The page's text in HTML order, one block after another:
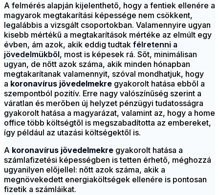
A felmérés alapján kijelenthető, hogy a fentiek ellenére a
magyarok megtakarítási képessége nem csökkent,
legalábbis a vizsgált csoportokban. Valamennyire ugyan
kisebb mértékű a megtakarítások mértéke az elmúlt egy
évben, ám azok, akik eddig tudtak félretenni a
jövedelmükből, most is képesek rá. Sőt, minimálisan
ugyan, de nőtt azok száma, akik minden hónapban
megtakarítanak valamennyit, szóval mondhatjuk, hogy
a koronavírus jövedelmekre gyakorolt hatása ebből a
szempontból pozitív. Erre nagy valószínűség szerint a
váratlan és merőben új helyzet pénzügyi tudatosságra
gyakorolt hatása a magyarázat, valamint az, hogy a home
office több költségtől is megszabadította az embereket,
így például az utazási költségektől is.
A koronavírus jövedelmekre gyakorolt hatása a
számlafizetési képességben is tetten érhető, méghozzá
ugyanilyen előjellel: nőtt azok száma, akik a
megnövekedett energiaköltségek ellenére is pontosan
fizetik a számláikat.